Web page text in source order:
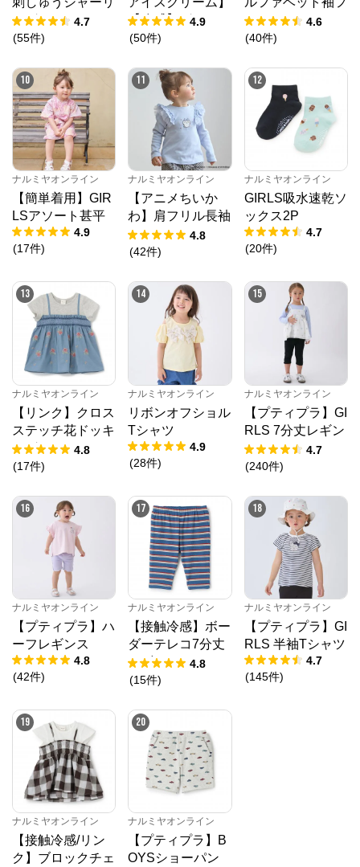
ングチュニック
4.7
(55件)
【冷感】グラフィ
ック半袖Tシャツ
4.9
(50件)
リルTシャツ
4.6
(40件)
10
ナルミヤオンライン
【簡単着用】GIR
LSアソート甚平
4.9
(17件)
11
ナルミヤオンライン
【アニメちいか
わ】肩フリル長袖
Tシャツ
4.8
(42件)
12
ナルミヤオンライン
GIRLS吸水速乾ソ
ックス2P
4.7
(20件)
13
ナルミヤオンライン
【リンク】クロス
ステッチ花ドッキ
ングTシャツ
4.8
(17件)
14
ナルミヤオンライン
リボンオフショル
Tシャツ
4.9
(28件)
15
ナルミヤオンライン
【プティプラ】GI
RLS 7分丈レギン
ス
4.7
(240件)
16
ナルミヤオンライン
【プティプラ】ハ
ーフレギンス
4.8
(42件)
17
ナルミヤオンライン
【接触冷感】ボー
ダーテレコ7分丈
レギンス
4.8
(15件)
18
ナルミヤオンライン
【プティプラ】GI
RLS 半袖Tシャツ
4.7
(145件)
19
ナルミヤオンライン
【接触冷感/リン
ク】ブロックチェ
20
ナルミヤオンライン
【プティプラ】B
OYSショーパン
公式ECサイト
※外部サイトが開きます
ナルミヤオンラインからのコメント
ナルミヤオンライン公式通販ショップ。人気子供服メ
ゾピアノ、プティマイン、ラブトキシック、アナスイ
ミニ等、全ブランド、全商品をご覧いただけます。